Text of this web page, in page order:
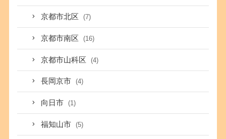
京都市北区 (7)
京都市南区 (16)
京都市山科区 (4)
長岡京市 (4)
向日市 (1)
福知山市 (5)